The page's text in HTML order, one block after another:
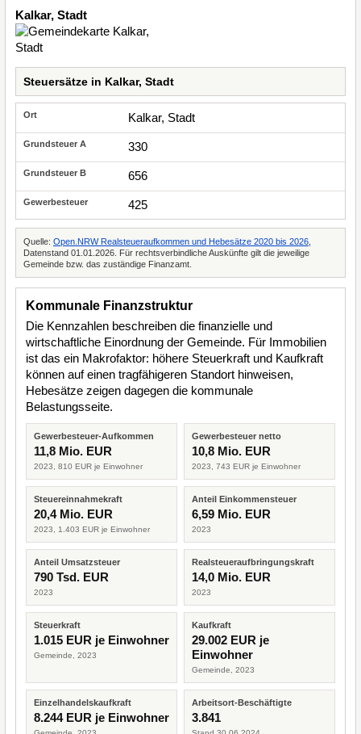
Kalkar, Stadt
Steuersätze in Kalkar, Stadt
Kalkar, Stadt
330
656
425
Quelle: Open.NRW Realsteueraufkommen und Hebesätze 2020 bis 2026
Datenstand 01.01.2026. Für rechtsverbindliche Auskünfte gilt die jeweilige
Gemeinde bzw. das zuständige Finanzamt.
Kommunale Finanzstruktur
Die Kennzahlen beschreiben die finanzielle und
wirtschaftliche Einordnung der Gemeinde. Für Immobilien
ist das ein Makrofaktor: höhere Steuerkraft und Kaufkraft
können auf einen tragfähigeren Standort hinweisen,
Hebesätze zeigen dagegen die kommunale
Belastungsseite.
Gewerbesteuer-Aufkommen
11,8 Mio. EUR
2023, 810 EUR je Einwohner
Gewerbesteuer netto
10,8 Mio. EUR
2023, 743 EUR je Einwohner
Steuereinnahmekraft
20,4 Mio. EUR
2023, 1.403 EUR je Einwohner
Anteil Einkommensteuer
6,59 Mio. EUR
2023
Anteil Umsatzsteuer
790 Tsd. EUR
2023
Realsteueraufbringungskraft
14,0 Mio. EUR
2023
Steuerkraft
1.015 EUR je Einwohner
Gemeinde, 2023
Kaufkraft
29.002 EUR je
Einwohner
Gemeinde, 2023
Einzelhandelskaufkraft
8.244 EUR je Einwohner
Arbeitsort-Beschäftigte
3.841